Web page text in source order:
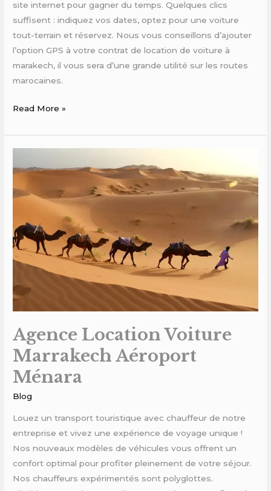
site internet pour gagner du temps. Quelques clics
suffisent : indiquez vos dates, optez pour une voiture
tout-terrain et réservez. Nous vous conseillons d’ajouter
l’option GPS à votre contrat de location de voiture à
marakech, il vous sera d’une grande utilité sur les routes
marocaines.
Read More »
Agence Location Voiture
Marrakech Aéroport
Ménara
Blog
Louez un transport touristique avec chauffeur de notre
entreprise et vivez une expérience de voyage unique !
Nos nouveaux modèles de véhicules vous offrent un
confort optimal pour profiter pleinement de votre séjour.
Nos chauffeurs expérimentés sont polyglottes.
Location
Marrakech
Ménara